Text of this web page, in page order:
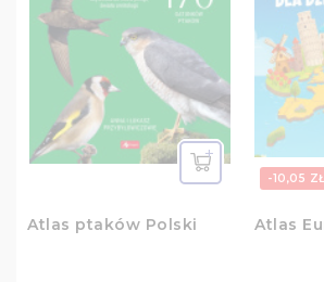
Atlas ptaków Polski
-10,05 ZŁ
Atlas